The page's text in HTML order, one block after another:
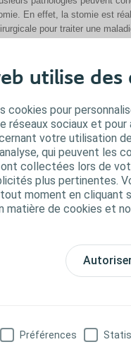
utilise des
cookies pour
réseaux sociaux et
votre utilisation
qui peuvent les
collectées lors de
plus pertinentes.
moment en cliquant
matière de cookies et
Préférences
En effet, la stomie est
pour traiter une
urinaire ou fécale
digestif ou urinaire.
Lire plus